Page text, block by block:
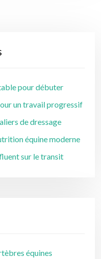
pour débuter
un travail progressif
de dressage
équine moderne
sur le transit
équines